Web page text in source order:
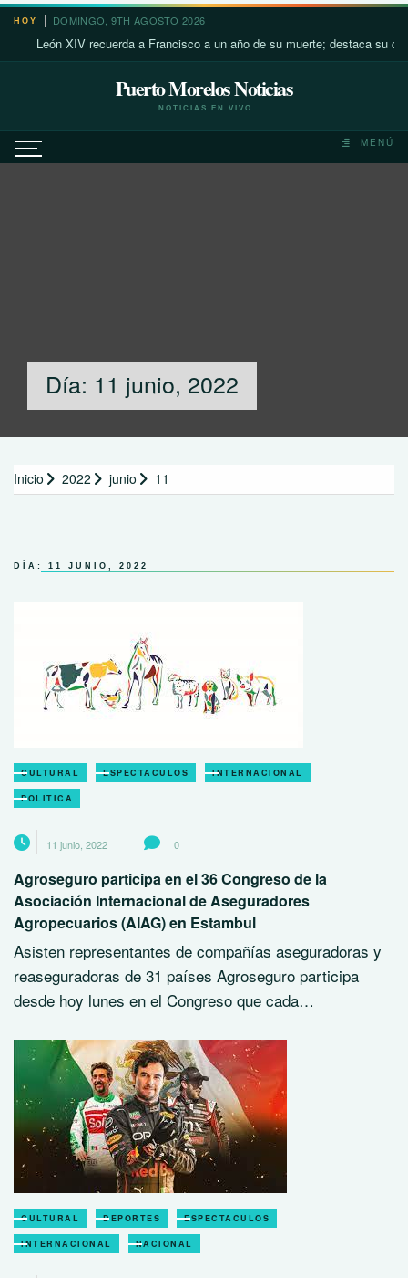
Saltar
contenido
HOY DOMINGO, 9TH AGOSTO 2026
León XIV recuerda a Francisco a un año de su muerte; destaca su
Puerto Morelos Noticias
NOTICIAS EN VIVO
MENÚ
Día: 11 junio, 2022
Inicio 2022 junio 11
DÍA: 11 JUNIO, 2022
CULTURAL ESPECTACULOS INTERNACIONAL
POLITICA
11 junio, 2022 0
Agroseguro participa en el 36 Congreso de la
Asociación Internacional de Aseguradores
Agropecuarios (AIAG) en Estambul
Asisten representantes de compañías aseguradoras y
reaseguradoras de 31 países Agroseguro participa
desde hoy lunes en el Congreso que cada…
CULTURAL DEPORTES ESPECTACULOS
INTERNACIONAL NACIONAL